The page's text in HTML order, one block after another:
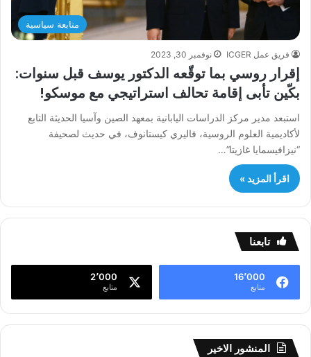
متابعة سياسية
فريق عمل ICGER نوفمبر 30, 2023
إقرار روسي بما توقّعه الدكتور يوسف قبل سنوات:
بكّين تأبى إقامة تحالف استراتيجي مع موسكو!
استبعد مدير مركز الدراسات اليابانية بمعهد الصين وآسيا الحديثة التابع
لأكاديمية العلوم الروسية، فاليري كيستانوف، في حديث لصحيفة
“نيزافيسمايا غازيتا”…
اقرأ المزيد »
تابعنا
16٬000
متابع
2٬000
متابع
المنشور الاخير